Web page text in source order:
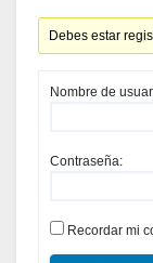
Debes estar
Nombre de
Contraseña:
Recordar mi